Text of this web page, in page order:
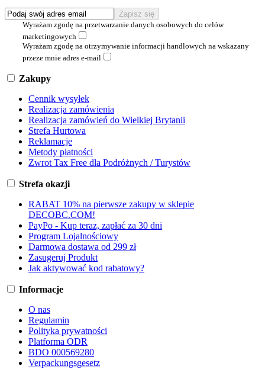
Wyrażam zgodę na przetwarzanie danych osobowych do celów
marketingowych
Wyrażam zgodę na otrzymywanie informacji handlowych na wskazany
przeze mnie adres e-mail
Zakupy
Cennik wysyłek
Realizacja zamówienia
Realizacja zamówień do Wielkiej Brytanii
Strefa Hurtowa
Reklamacje
Metody płatności
Zwrot Tax Free dla Podróżnych / Turystów
Strefa okazji
RABAT 10% na pierwsze zakupy w sklepie
DECOBC.COM!
PayPo - Kup teraz, zapłać za 30 dni
Program Lojalnościowy
Darmowa dostawa od 299 zł
Zasugeruj Produkt
Jak aktywować kod rabatowy?
Informacje
O nas
Regulamin
Polityka prywatności
Platforma ODR
BDO 000569280
Verpackungsgesetz